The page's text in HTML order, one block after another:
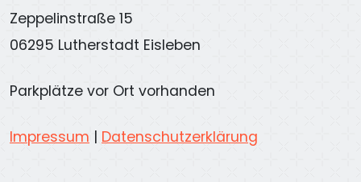
Zeppelinstraße 15
06295 Lutherstadt Eisleben
Parkplätze vor Ort vorhanden
Impressum | Datenschutzerklärung